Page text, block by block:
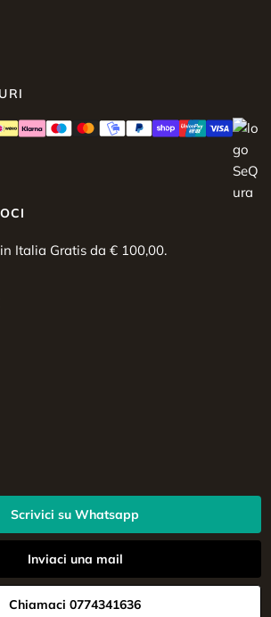
Italia Gratis da € 100,00.
Scrivici su Whatsapp
Inviaci una mail
Chiamaci 0774341636